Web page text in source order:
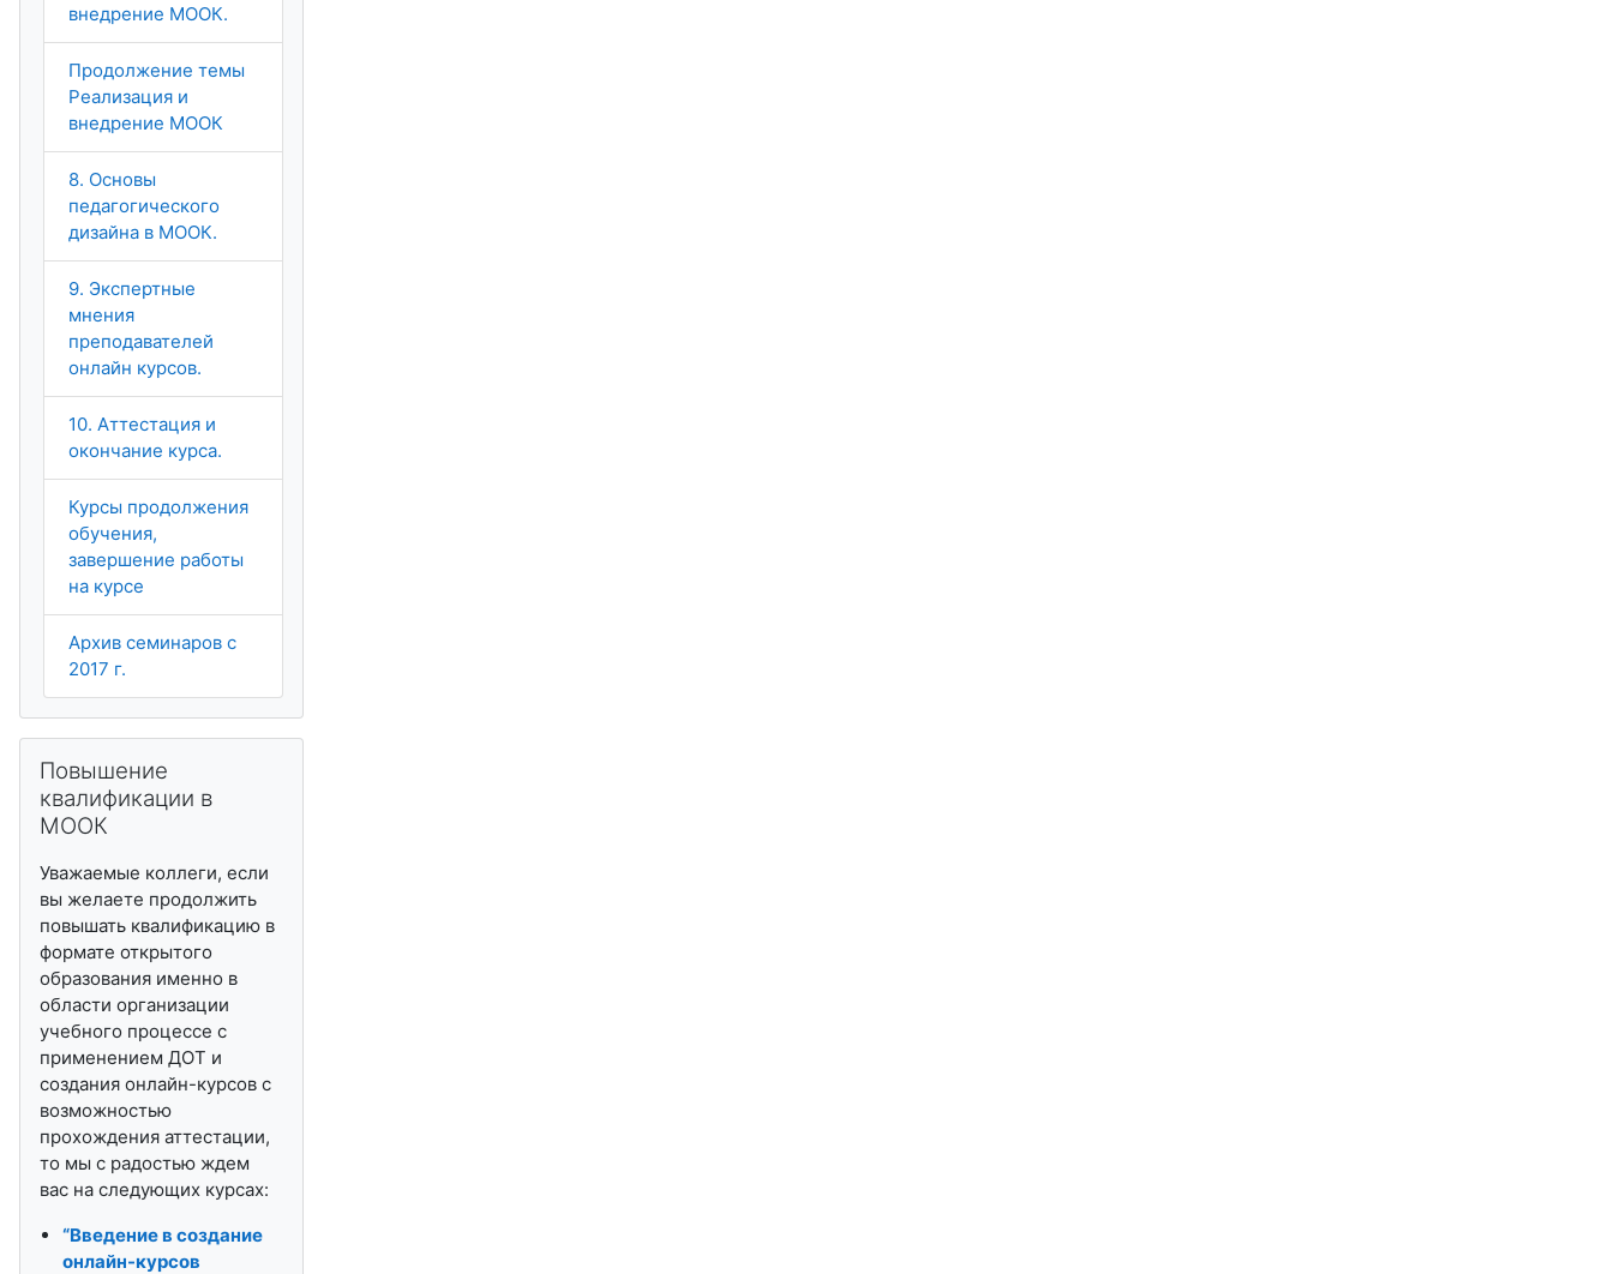
внедрение МООК.
Продолжение темы
Реализация и
внедрение МООК
8. Основы
педагогического
дизайна в МООК.
9. Экспертные
мнения
преподавателей
онлайн курсов.
10. Аттестация и
окончание курса.
Курсы продолжения
обучения,
завершение работы
на курсе
Архив семинаров с
2017 г.
Повышение
квалификации в
МООК
Уважаемые коллеги, если
вы желаете продолжить
повышать квалификацию в
формате открытого
образования именно в
области организации
учебного процессе с
применением ДОТ и
создания онлайн-курсов с
возможностью
прохождения аттестации,
то мы с радостью ждем
вас на следующих курсах:
“Введение в создание
онлайн-курсов